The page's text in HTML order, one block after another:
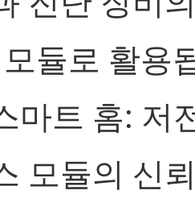
듈로 활용
마트 홈: 저
모듈의 신